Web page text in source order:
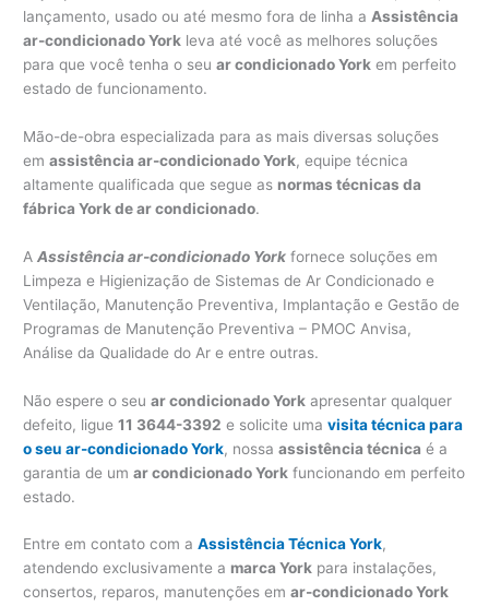
lançamento, usado ou até mesmo fora de linha a Assistência
ar-condicionado York leva até você as melhores soluções
para que você tenha o seuar condicionado York em perfeito
estado de funcionamento.
Mão-de-obra especializada para as mais diversas soluções
emassistência ar-condicionado York, equipe técnica
altamente qualificada que segue as normas técnicas da
fábrica York de ar condicionado.
AAssistência ar-condicionado York fornece soluções em
Limpeza e Higienização de Sistemas de Ar Condicionado e
Ventilação, Manutenção Preventiva, Implantação e Gestão de
Programas de Manutenção Preventiva – PMOC Anvisa,
Análise da Qualidade do Ar e entre outras.
Não espere o seuar condicionado York apresentar qualquer
defeito, ligue11 3644-3392 e solicite umavisita técnica para
o seu ar-condicionado York, nossaassistência técnica é a
garantia de umar condicionado York funcionando em perfeito
estado.
Entre em contato com aAssistência Técnica York,
atendendo exclusivamente a marca York para instalações,
consertos, reparos, manutenções emar-condicionado York